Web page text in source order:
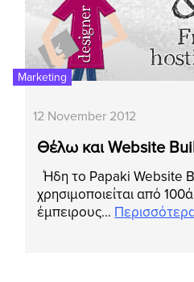
Marketing
12 November 2012
Θέλω και Website
Ήδη το Papaki Website
χρησιμοποιείται από
έμπειρους…